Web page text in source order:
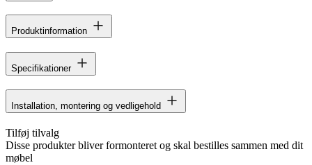
Produktinformation
Specifikationer
Installation, montering og vedligehold
Tilføj tilvalg
Disse produkter bliver formonteret og skal bestilles sammen med dit
møbel